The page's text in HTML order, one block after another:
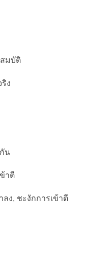
สมบัติ
ง
น
าตี
ลง, ชะงักการเข้าตี